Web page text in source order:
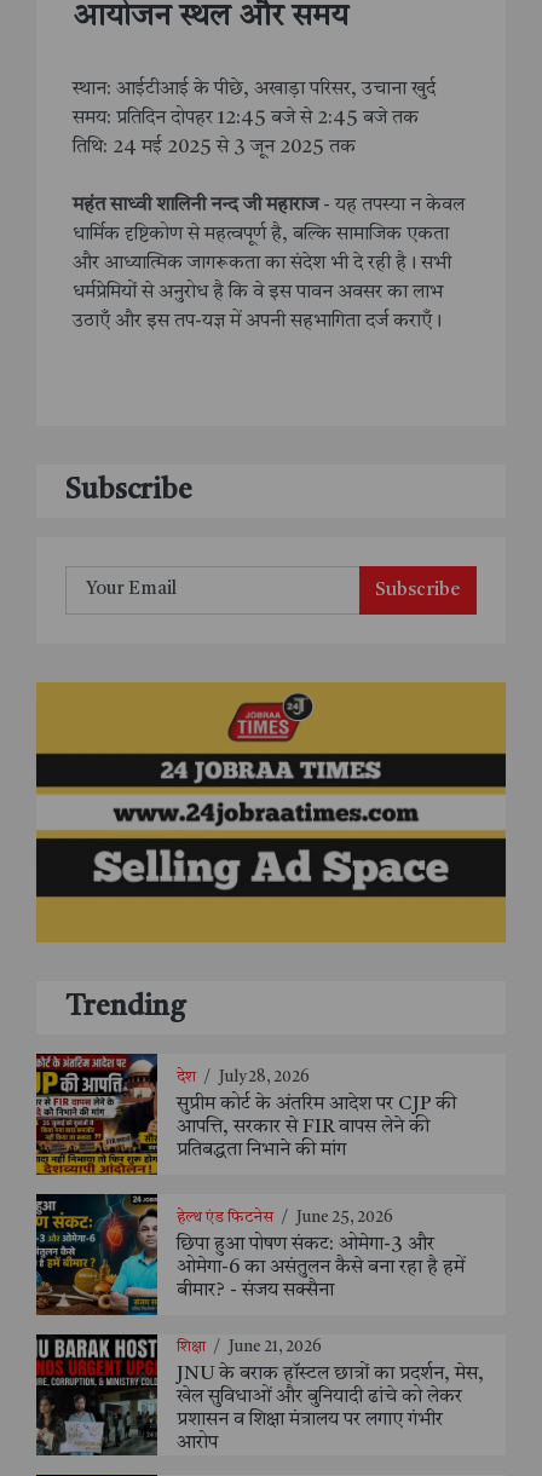
आयोजन स्थल और समय
स्थान: आईटीआई के पीछे, अखाड़ा परिसर, उचाना खुर्द
समय: प्रतिदिन दोपहर 12:45 बजे से 2:45 बजे तक
तिथि: 24 मई 2025 से 3 जून 2025 तक
महंत साध्वी शालिनी नन्द जी महाराज- यह तपस्या न केवल
धार्मिक दृष्टिकोण से महत्वपूर्ण है, बल्कि सामाजिक एकता
और आध्यात्मिक जागरूकता का संदेश भी दे रही है। सभी
धर्मप्रेमियों से अनुरोध है कि वे इस पावन अवसर का लाभ
उठाएँ और इस तप-यज्ञ में अपनी सहभागिता दर्ज कराएँ।
Subscribe
Subscribe
Trending
देश / July 28, 2026
सुप्रीम कोर्ट के अंतरिम आदेश पर CJP की
आपत्ति, सरकार से FIR वापस लेने की
प्रतिबद्धता निभाने की मांग
हेल्थ एंड फिटनेस / June 25, 2026
छिपा हुआ पोषण संकट: ओमेगा-3 और
ओमेगा-6 का असंतुलन कैसे बना रहा है हमें
बीमार? - संजय सक्सैना
शिक्षा / June 21, 2026
JNU के बराक हॉस्टल छात्रों का प्रदर्शन, मेस,
खेल सुविधाओं और बुनियादी ढांचे को लेकर
प्रशासन व शिक्षा मंत्रालय पर लगाए गंभीर
आरोप